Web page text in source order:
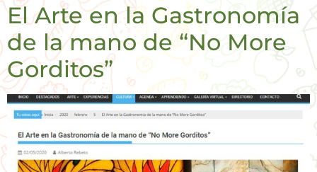
El Arte en la Gastronomía
de la mano de “No More
Gorditos”